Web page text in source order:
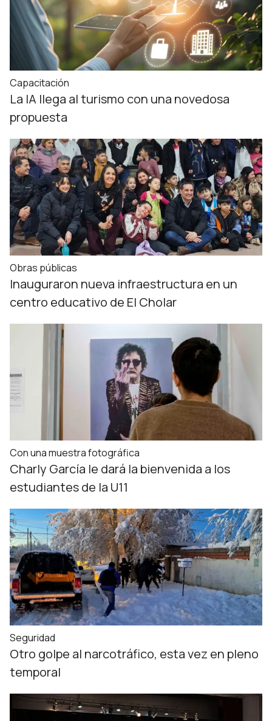
Capacitación
La IA llega al turismo con una novedosa
propuesta
Obras públicas
Inauguraron nueva infraestructura en un
centro educativo de El Cholar
Con una muestra fotográfica
Charly García le dará la bienvenida a los
estudiantes de la U11
Seguridad
Otro golpe al narcotráfico, esta vez en pleno
temporal